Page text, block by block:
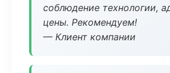
соблюдение технологии,
цены. Рекомендуем!
— Клиент компании